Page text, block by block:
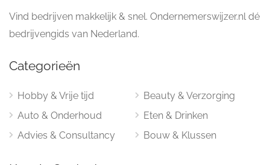
Vind bedrijven makkelijk & snel. Ondernemerswijzer.nl dé
bedrijvengids van Nederland.
Categorieën
Hobby & Vrije tijd
Auto & Onderhoud
Advies & Consultancy
Beauty & Verzorging
Eten & Drinken
Bouw & Klussen